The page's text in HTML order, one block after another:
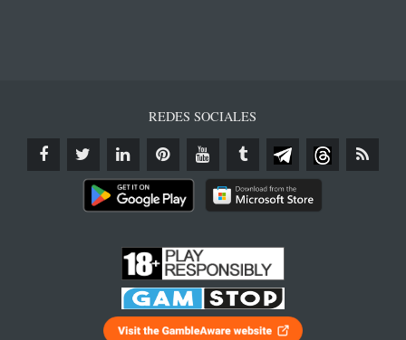
REDES SOCIALES